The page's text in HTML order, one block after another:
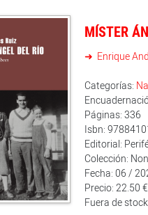
MÍSTER
Enrique
Categorías:
Páginas: 336
Isbn:
Editorial:
Colección:
Fecha: 06 /
Precio: 22.50 €
Fuera de stock